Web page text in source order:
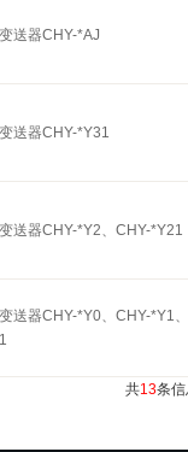
送器CHY-*AJ
送器CHY-*Y31
送器CHY-*Y2、CHY-*Y21
送器CHY-*Y0、CHY-*Y1、
共13条